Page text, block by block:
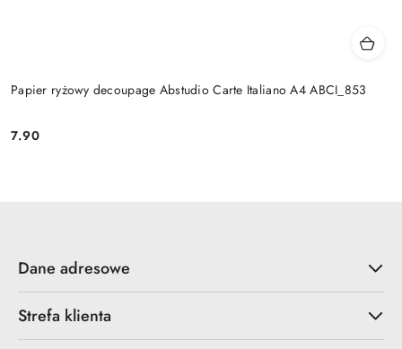
Papier ryżowy decoupage Abstudio Carte Italiano A4 ABCI_853
Cena:
7.90
Dane adresowe
Strefa klienta